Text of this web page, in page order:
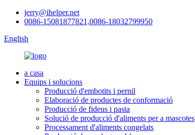
jerry@ihelper.net
0086-15081877821,0086-18032799950
English
a casa
Equips i solucions
Producció d'embotits i pernil
Elaboració de productes de conformació
Producció de fideus i pasta
Solució de producció d'aliments per a mascotes
Processament d'aliments congelats